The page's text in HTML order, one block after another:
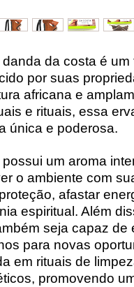
danda da costa é
por suas
africana e
e rituais, essa
única e poderosa.
possui um aroma
o ambiente com
afastar
espiritual. Além
seja capaz de
para novas
em rituais de
promovendo